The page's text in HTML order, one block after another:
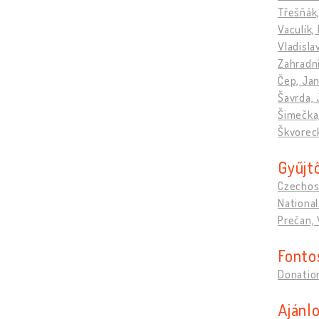
Vaculík,
Čep, Jan
Šavrda,
Prečan,